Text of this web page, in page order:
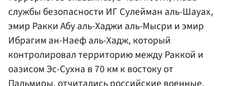
службы безопасности ИГ Сулейман аль-Шауах,
эмир Ракки Абу аль-Хаджи аль-Мысри и эмир
Ибрагим ан-Наеф аль-Хадж, который
контролировал территорию между Раккой и
оазисом Эс-Сухна в 70 км к востоку от